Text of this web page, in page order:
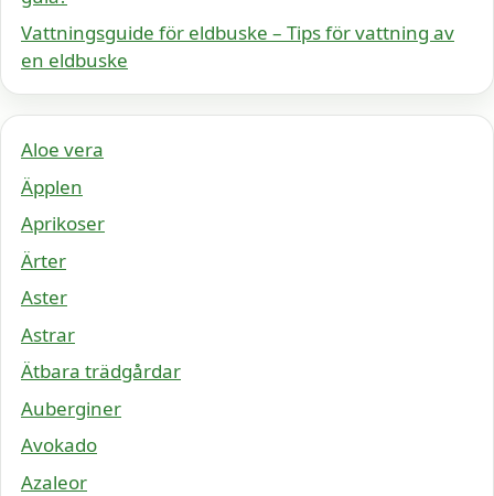
Vattningsguide för eldbuske – Tips för vattning av
en eldbuske
Aloe vera
Äpplen
Aprikoser
Ärter
Aster
Astrar
Ätbara trädgårdar
Auberginer
Avokado
Azaleor